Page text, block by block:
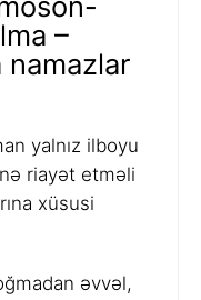
–
namazlar
yalnız ilboyu
riayət etməli
xüsusi
əvvəl,